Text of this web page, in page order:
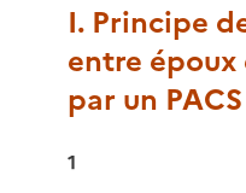
I. Principe
entre
par un PACS
1